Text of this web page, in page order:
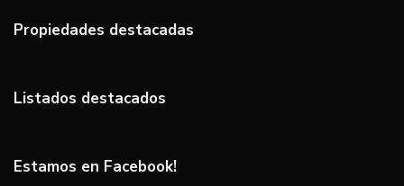
Propiedades destacadas
Listados destacados
Estamos en Facebook!